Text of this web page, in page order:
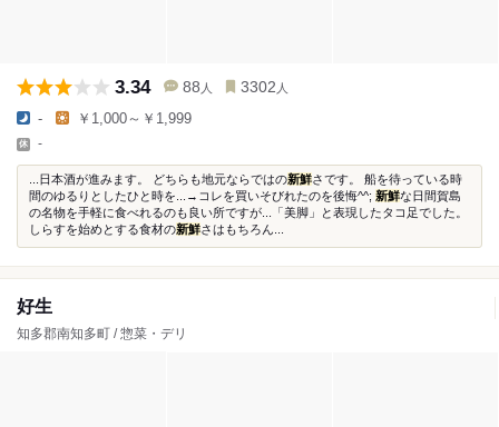
3.34 88 人 3302 人
- ￥1,000～￥1,999
-
...日本酒が進みます。 どちらも地元ならではの新鮮さです。 船を待っている時
間のゆるりとしたひと時を...→コレを買いそびれたのを後悔^^; 新鮮な日間賀島
の名物を手軽に食べれるのも良い所ですが...「美脚」と表現したタコ足でした。
しらすを始めとする食材の新鮮さはもちろん...
好生
知多郡南知多町 / 惣菜・デリ